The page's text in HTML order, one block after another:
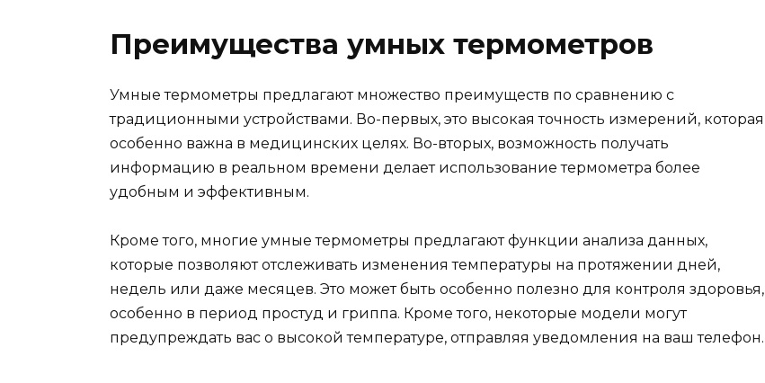
Преимущества умных термометров
Умные термометры предлагают множество преимуществ по сравнению с
традиционными устройствами. Во-первых, это высокая точность измерений, которая
особенно важна в медицинских целях. Во-вторых, возможность получать
информацию в реальном времени делает использование термометра более
удобным и эффективным.
Кроме того, многие умные термометры предлагают функции анализа данных,
которые позволяют отслеживать изменения температуры на протяжении дней,
недель или даже месяцев. Это может быть особенно полезно для контроля здоровья,
особенно в период простуд и гриппа. Кроме того, некоторые модели могут
предупреждать вас о высокой температуре, отправляя уведомления на ваш телефон.